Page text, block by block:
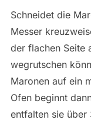
Schneidet die
Messer
der flachen Seite
wegrutschen
Maronen auf ein
Ofen beginnt
entfalten sie über